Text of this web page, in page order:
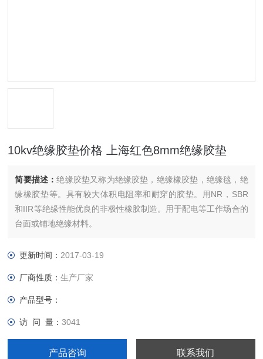
10kv绝缘胶垫价格 上海红色8mm绝缘胶垫
简要描述：绝缘胶垫又称为绝缘胶垫，绝缘橡胶垫，绝缘毯，绝
缘橡胶垫等。具有较大体积电阻率和耐穿的胶垫。用NR，SBR
和IIR等绝缘性能优良的非极性橡胶制造。用于配电等工作场合的
台面或铺地绝缘材料。
更新时间： 2017-03-19
厂商性质：生产厂家
产品型号：
访 问 量：3041
产品咨询 联系我们